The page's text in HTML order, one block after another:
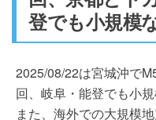
登でも小規模
2025/08/22は宮城沖で
回、岐阜・能登でも小規
また、海外での大規模